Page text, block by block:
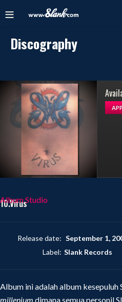
Discography
10.Virus
Album Studio
Release date: September 1,
Label: Slank Records
Album ini adalah album
millenium dimana semua personil